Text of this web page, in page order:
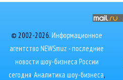
© 2002-2026.Информационное
агентство NEWSmuz - последние
новости шоу-бизнеса России
сегодня.Аналитика шоу-бизнеса,